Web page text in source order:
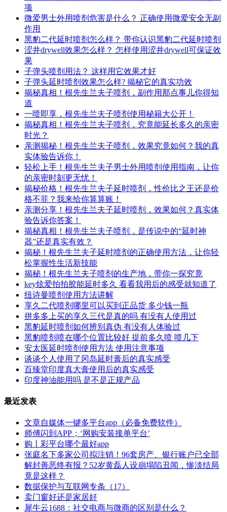
项
微爱男士外用喷剂危害是什么？ 正确使用微爱安全无副
作用
黑豹二代延时喷剂怎么样？ 带你认识黑豹二代延时喷剂
涩井drywell效果怎么样？ 怎样使用涩井drywell可保证效
果
子弹头喷剂用法？ 这样用它效果才好
子弹头延时喷剂效果怎么样? 揭秘它的真实功效
揭秘真相！根先生兰夫子喷剂，副作用那点事儿你得知
道
一喷即享，根先生兰夫子喷剂使用秘籍大公开！
揭秘真相！根先生兰夫子喷剂，究竟能延长多久的亲密
时光？
亲测揭秘！根先生兰夫子喷剂，效果究竟如何？我的真
实体验告诉你！
轻松上手！根先生兰夫子男士外用喷剂使用指南，让你
的亲密时刻更无忧！
揭秘价格！根先生兰夫子延时喷剂，性价比之王还是价
格不菲？我来给你算算账！
亲测分享！根先生兰夫子延时喷剂，效果如何？真实体
验告诉你答案！
揭秘真相！根先生兰夫子喷剂，是传说中的“延时神
器”还是真实有效？
揭秘！根先生兰夫子延时喷剂的正确使用方法，让你轻
松掌握性生活新技能
揭秘！根先生兰夫子喷剂的生产地，带你一探究竟
key炫爱拍拍胶能延时多久 看看我用后的感受就知道了
纽诗曼喷剂使用方法讲解
享久二代喷剂哪里可以买到正品货 多少钱一瓶
拼多多上买的享久三代是真的吗 有没有人使用过
黑豹延时喷剂如何辨别真伪 有没有人体验过
黑豹喷剂喷在哪个位置比较好 提前多久喷 喷几下
安太医延时喷剂使用方法 使用注意事项
谈谈个人使用了冈岛延时膏后的真实感受
百臻堂印度真大膏使用后的真实感受
印度神油能用吗 是不是正规产品
最近发表
文章自媒体一键多平台app（必备免费软件）
师傅闪到APP；‘网购安装接单平台’
购丨彩平台哪个最好app
张庭名下多家公司拟注销！96套房产、银行账户已全部
解封善恶终有报？52岁黄磊人设崩塌陷丑闻，惨淡结局
竟是这样？
数据保护与互联网专条（17）
卖门窗好还是家居好
犀牛云1688：社交电商与微商的区别是什么？